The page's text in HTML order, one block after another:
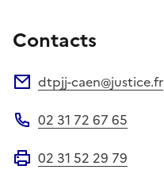
Contacts
dtpjj-caen@justice.fr
02 31 72 67 65
02 31 52 29 79